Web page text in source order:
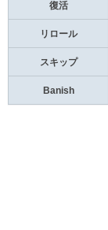
復活
リロール
スキップ
Banish